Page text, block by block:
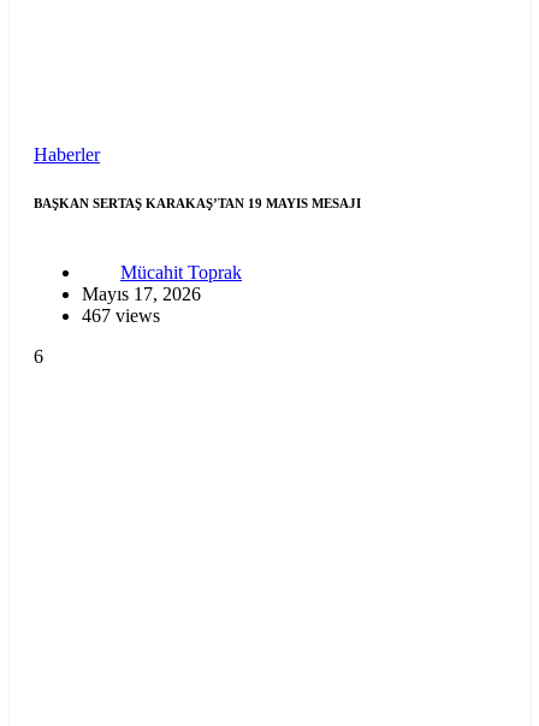
Haberler
BAŞKAN SERTAŞ KARAKAŞ’TAN 19 MAYIS MESAJI
Mücahit Toprak
Mayıs 17, 2026
467 views
6